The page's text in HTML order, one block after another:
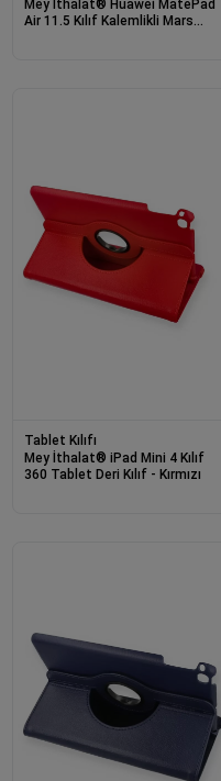
Mey İthalat® Huawei MatePad
Air 11.5 Kılıf Kalemlikli Mars
Tablet Kılıfı
Mey İthalat® iPad Mini 4 Kılıf
360 Tablet Deri Kılıf - Kırmızı